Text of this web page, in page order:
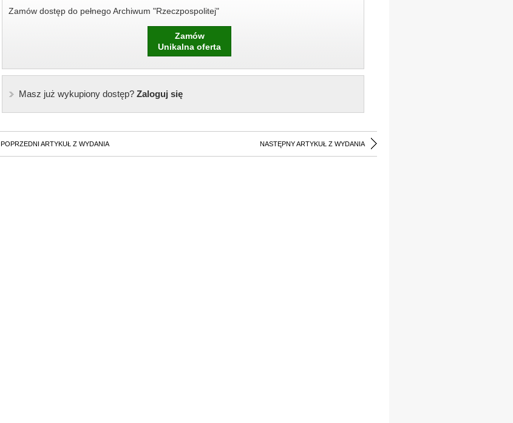
Zamów dostęp do pełnego Archiwum "Rzeczpospolitej"
Zamów
Unikalna oferta
Masz już wykupiony dostęp?Zaloguj się
POPRZEDNI ARTYKUŁ Z WYDANIA NASTĘPNY ARTYKUŁ Z WYDANIA